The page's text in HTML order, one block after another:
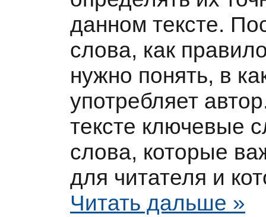
данном тексте.
слова, как
нужно понять, в
употребляет
тексте ключевые
слова, которые
для читателя и
Читать дальше »